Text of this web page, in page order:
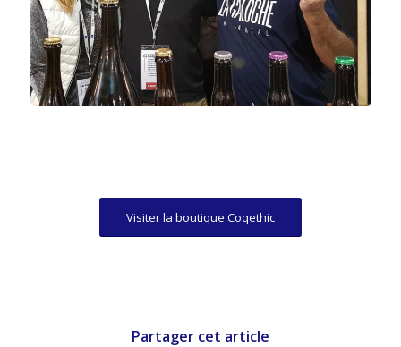
Visiter la boutique Coqethic
Partager cet article